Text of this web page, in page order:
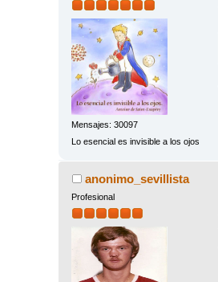
Mensajes: 30097
Lo esencial es invisible a los ojos
anonimo_sevillista
Profesional